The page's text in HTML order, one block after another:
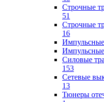
Строчные
51
Строчные
16
Силовые
153
Сетевые
13
Тюнеры